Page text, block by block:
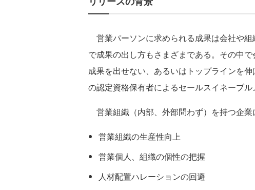
営業パーソンに求められる成果は会社や
で成果の出し方もさまざまである。その中
成果を出せない、あるいはトップラインを
の認定資格保有者によるセールスイネーブル
営業組織（内部、外部問わず）を持つ企業
営業組織の生産性向上
営業個人、組織の個性の把握
人材配置ハレーションの回避